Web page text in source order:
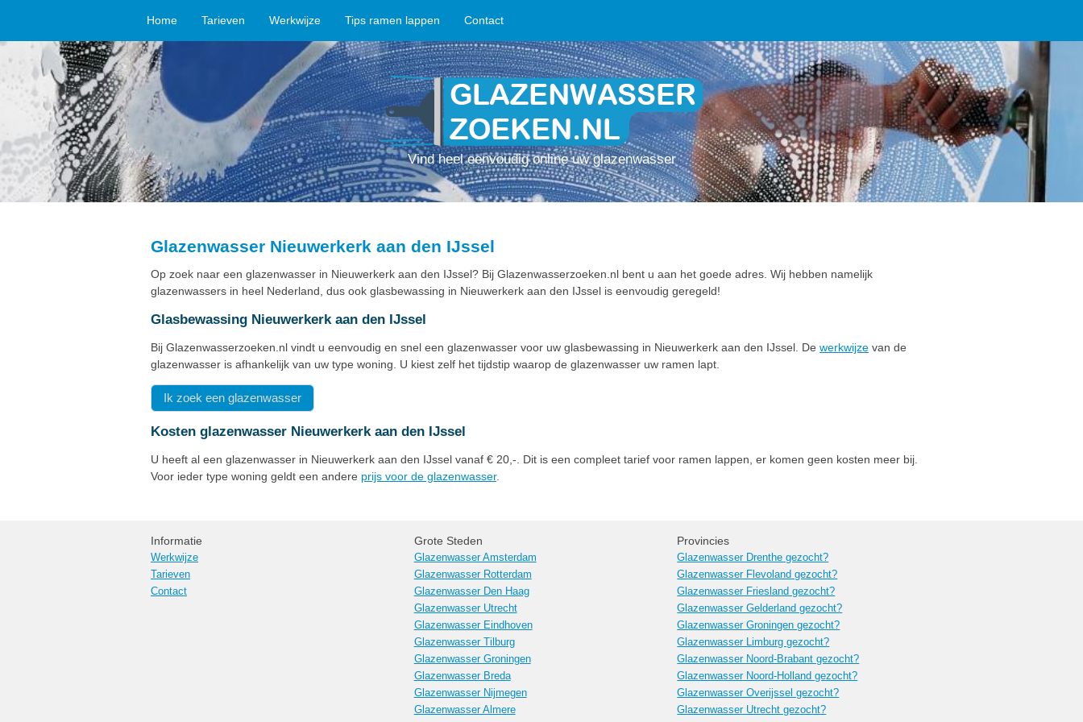
Home Tarieven Werkwijze Tips ramen lappen Contact
Vind heel eenvoudig online uw glazenwasser
Glazenwasser Nieuwerkerk aan den IJssel
Op zoek naar een glazenwasser in Nieuwerkerk aan den IJssel? Bij Glazenwasserzoeken.nl bent u aan het goede adres. Wij hebben namelijk
glazenwassers in heel Nederland, dus ook glasbewassing in Nieuwerkerk aan den IJssel is eenvoudig geregeld!
Glasbewassing Nieuwerkerk aan den IJssel
Bij Glazenwasserzoeken.nl vindt u eenvoudig en snel een glazenwasser voor uw glasbewassing in Nieuwerkerk aan den IJssel. De werkwijze van de
glazenwasser is afhankelijk van uw type woning. U kiest zelf het tijdstip waarop de glazenwasser uw ramen lapt.
Ik zoek een glazenwasser
Kosten glazenwasser Nieuwerkerk aan den IJssel
U heeft al een glazenwasser in Nieuwerkerk aan den IJssel vanaf € 20,-. Dit is een compleet tarief voor ramen lappen, er komen geen kosten meer bij.
Voor ieder type woning geldt een andere prijs voor de glazenwasser.
Informatie
Werkwijze
Tarieven
Contact
Grote Steden
Glazenwasser Amsterdam
Glazenwasser Rotterdam
Glazenwasser Den Haag
Glazenwasser Utrecht
Glazenwasser Eindhoven
Glazenwasser Tilburg
Glazenwasser Groningen
Glazenwasser Breda
Glazenwasser Nijmegen
Glazenwasser Almere
Provincies
Glazenwasser Drenthe gezocht?
Glazenwasser Flevoland gezocht?
Glazenwasser Friesland gezocht?
Glazenwasser Gelderland gezocht?
Glazenwasser Groningen gezocht?
Glazenwasser Limburg gezocht?
Glazenwasser Noord-Brabant gezocht?
Glazenwasser Noord-Holland gezocht?
Glazenwasser Overijssel gezocht?
Glazenwasser Utrecht gezocht?